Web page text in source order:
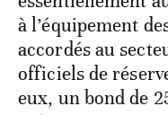
à l’équipement
accordés au
officiels de
eux, un bond de